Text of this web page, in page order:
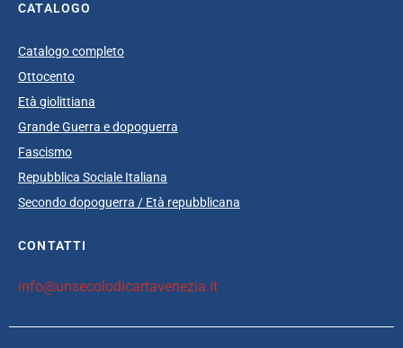
CATALOGO
Catalogo completo
Ottocento
Età giolittiana
Grande Guerra e dopoguerra
Fascismo
Repubblica Sociale Italiana
Secondo dopoguerra / Età repubblicana
CONTATTI
info@unsecolodicartavenezia.it